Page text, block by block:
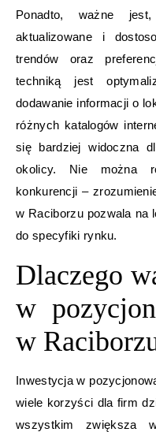
Ponadto, ważne
aktualizowane i
trendów oraz
techniką jest
dodawanie informacji o
różnych katalogów
się bardziej widoczna
okolicy. Nie można
konkurencji –
w Raciborzu pozwala na
do specyfiki rynku.
Dlaczego
w
w
Inwestycja w
wiele korzyści dla firm
wszystkim zwiększa